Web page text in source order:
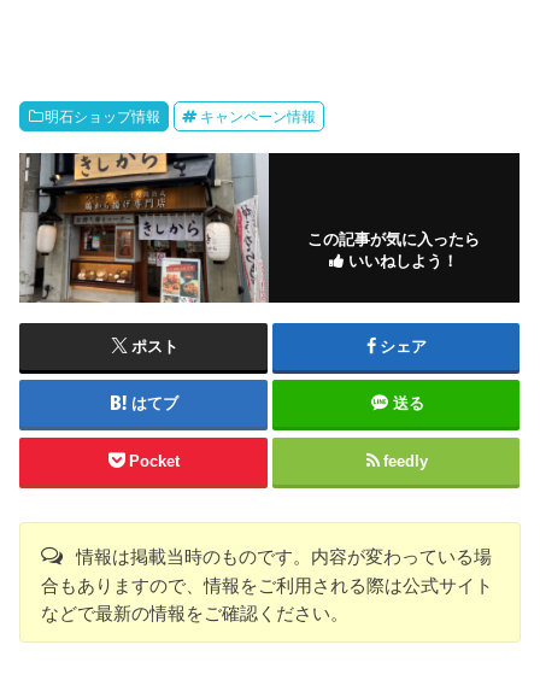
明石ショップ情報 キャンペーン情報
この記事が気に入ったら
いいねしよう！
ポスト シェア
はてブ 送る
Pocket feedly
情報は掲載当時のものです。内容が変わっている場
合もありますので、情報をご利用される際は公式サイト
などで最新の情報をご確認ください。